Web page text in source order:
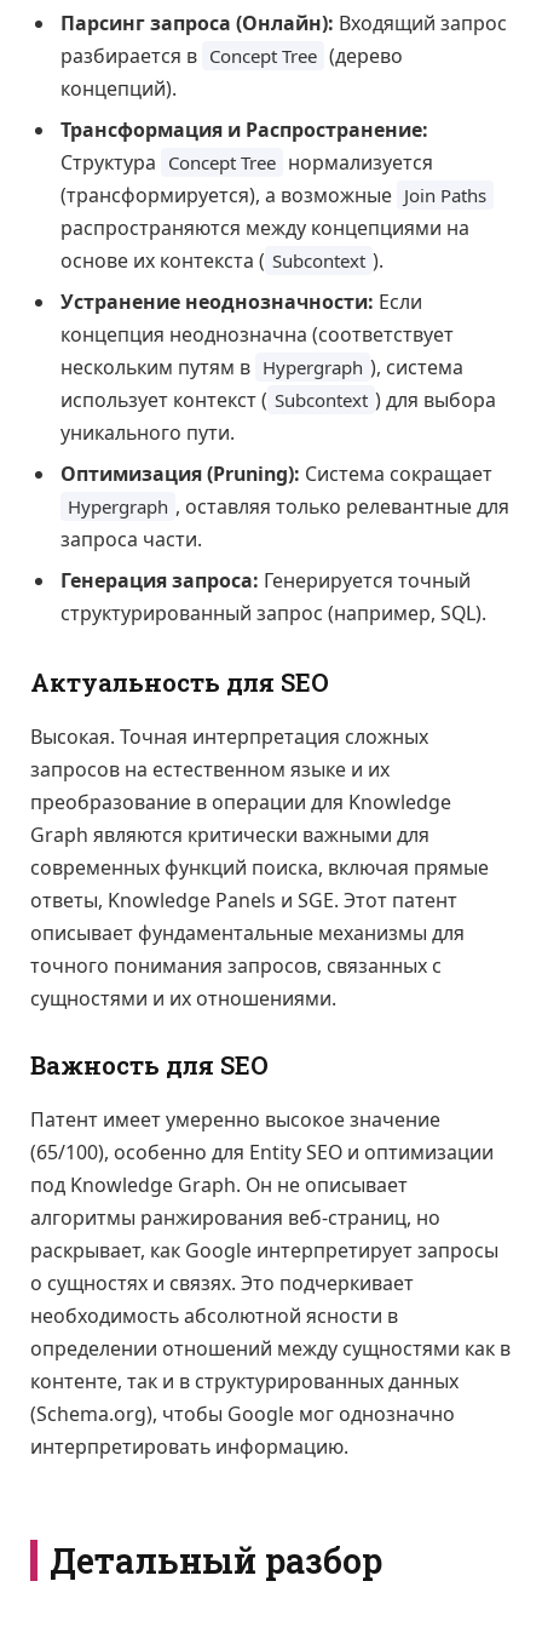
Парсинг запроса (Онлайн): Входящий запрос
разбирается в Concept Tree (дерево
концепций).
Трансформация и Распространение:
Структура Concept Tree нормализуется
(трансформируется), а возможные Join Paths
распространяются между концепциями на
основе их контекста ( Subcontext ).
Устранение неоднозначности: Если
концепция неоднозначна (соответствует
нескольким путям в Hypergraph ), система
использует контекст ( Subcontext ) для выбора
уникального пути.
Оптимизация (Pruning): Система сокращает
Hypergraph , оставляя только релевантные для
запроса части.
Генерация запроса: Генерируется точный
структурированный запрос (например, SQL).
Актуальность для SEO
Высокая. Точная интерпретация сложных
запросов на естественном языке и их
преобразование в операции для Knowledge
Graph являются критически важными для
современных функций поиска, включая прямые
ответы, Knowledge Panels и SGE. Этот патент
описывает фундаментальные механизмы для
точного понимания запросов, связанных с
сущностями и их отношениями.
Важность для SEO
Патент имеет умеренно высокое значение
(65/100), особенно для Entity SEO и оптимизации
под Knowledge Graph. Он не описывает
алгоритмы ранжирования веб-страниц, но
раскрывает, как Google интерпретирует запросы
о сущностях и связях. Это подчеркивает
необходимость абсолютной ясности в
определении отношений между сущностями как в
контенте, так и в структурированных данных
(Schema.org), чтобы Google мог однозначно
интерпретировать информацию.
Детальный разбор